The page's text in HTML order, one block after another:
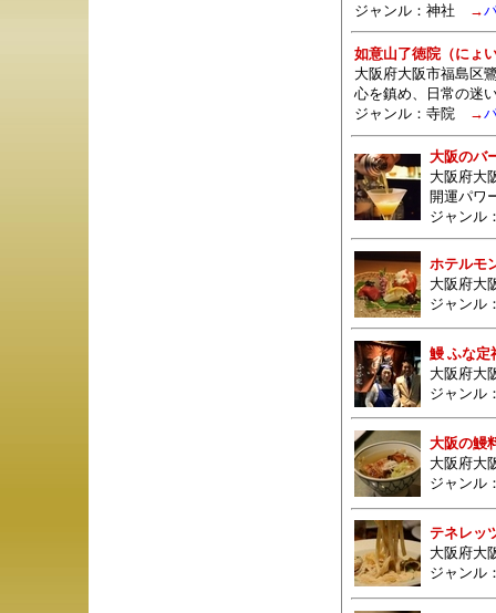
ジャンル： 神社 →
如意山了徳院（にょ
大阪府大阪市福島区
心を鎮め、日常の迷
ジャンル： 寺院→
大阪のバ
大阪府大
開運パワ
ジャンル
ホテルモ
大阪府大
ジャンル
鰻 ふな定
大阪府大
ジャンル
大阪の鰻
大阪府大
ジャンル
テネレッ
大阪府大
ジャンル